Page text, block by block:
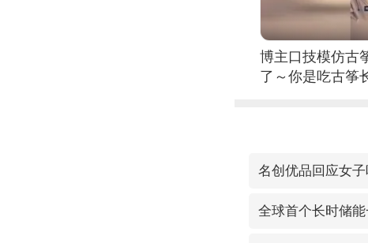
博主口技模仿古
了～你是吃古筝
名创优品回应女
全球首个长时储